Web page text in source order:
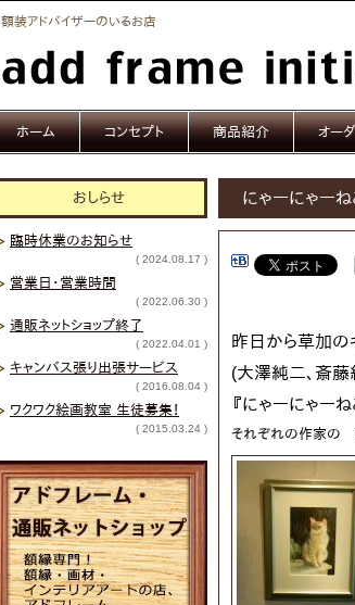
額装アドバイザーのいるお店
ホーム コンセプト 商品紹介 オー
にゃーにゃーね
昨日から草加の
(大澤純二、斎藤
『にゃーにゃー
それぞれの作家の
おしらせ
臨時休業のお知らせ
( 2024.08.17 )
営業日・営業時間
( 2022.06.30 )
通販ネットショップ終了
( 2022.04.01 )
キャンバス張り出張サービス
( 2016.08.04 )
ワクワク絵画教室 生徒募集！
( 2015.03.24 )